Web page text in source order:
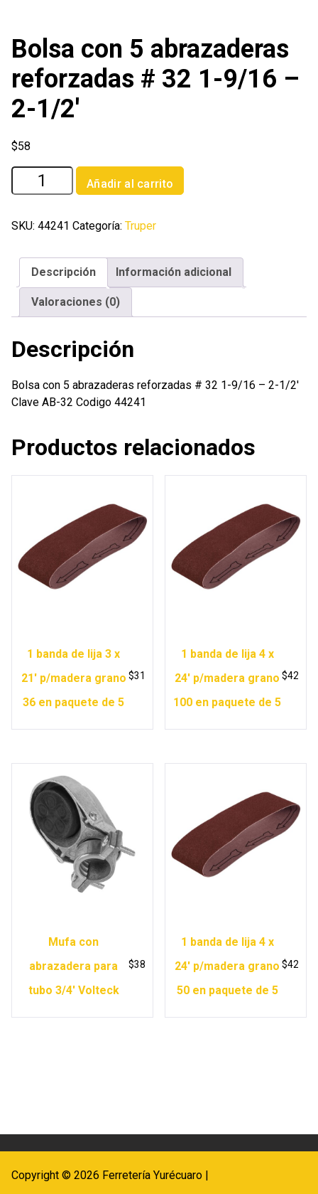
Bolsa con 5 abrazaderas
reforzadas # 32 1-9/16 –
2-1/2′
$58
Bolsa
con
abrazaderas
1-
9/16
2-
1/2'
cantidad
Añadir al carrito
SKU: 44241 Categoría: Truper
Descripción Información adicional
Valoraciones (0)
Descripción
Bolsa con 5 abrazaderas reforzadas # 32 1-9/16 – 2-1/2′
Clave AB-32 Codigo 44241
Productos relacionados
1 banda de lija 3 x
21′ p/madera grano
36 en paquete de 5
$31
1 banda de lija 4 x
24′ p/madera grano
100 en paquete de 5
$42
Mufa con
abrazadera para
tubo 3/4′ Volteck
$38
1 banda de lija 4 x
24′ p/madera grano
50 en paquete de 5
$42
Copyright © 2026 Ferretería Yurécuaro |